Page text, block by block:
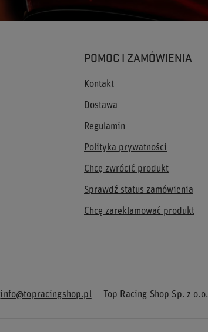
POMOC I ZAMÓWIENIA
Kontakt
Dostawa
Regulamin
Polityka prywatności
Chcę zwrócić produkt
Sprawdź status zamówienia
Chcę zareklamować produkt
info@topracingshop.pl Top Racing Shop Sp. z o.o.